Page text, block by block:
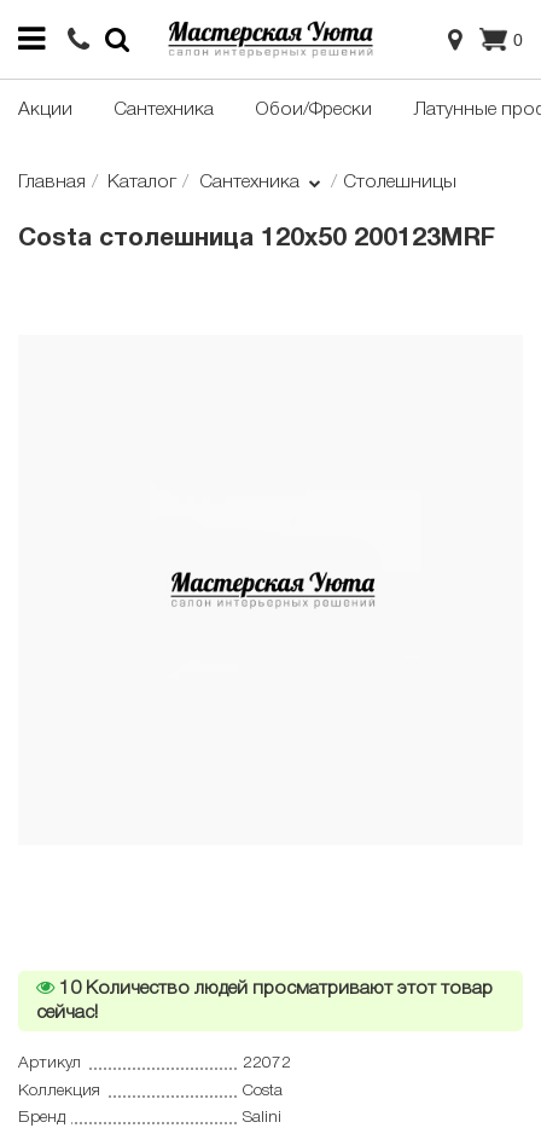
0
Акции Сантехника Обои/Фрески Латунные
Главная Каталог Сантехника Столешницы
Costa столешница 120х50 200123MRF
10Количество людей просматривают этот товар
сейчас!
Артикул
22072
Коллекция
Costa
Бренд
Salini